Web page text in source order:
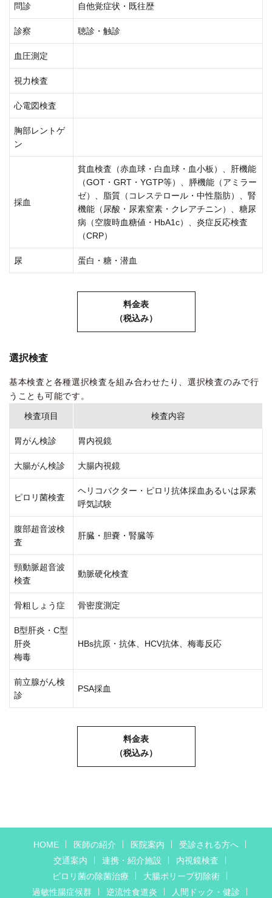
問診 自他覚症状・既往歴
診察 聴診・触診
血圧測定
視力検査
心電図検査
胸部レントゲ
ン
採血
貧血検査（赤血球・白血球・血小板）、肝機能
（GOT・GRT・ΥGTP等）、膵機能（アミラー
ゼ）、脂質（コレステロール・中性脂肪）、腎
機能（尿酸・尿素窒素・クレアチニン）、糖尿
病（空腹時血糖値・HbA1c）、炎症反応検査
（CRP）
尿 蛋白・糖・潜血
料金表
（税込み）
選択検査
基本検査と各種選択検査を組み合わせたり、選択検査のみで行
うことも可能です。
検査項目 検査内容
胃がん検診 胃内視鏡
大腸がん検診 大腸内視鏡
ピロリ菌検査
ヘリコバクター・ピロリ抗体採血あるいは尿素
呼気試験
腹部超音波検
査
肝臓・胆嚢・腎臓等
頸動脈超音波
検査
動脈硬化検査
骨粗しょう症 骨密度測定
B型肝炎・C型
肝炎
梅毒
HBs抗原・抗体、HCV抗体、梅毒反応
前立腺がん検
診
PSA採血
料金表
（税込み）
HOME 医師の紹介 医院案内
受診される方へ
交通案内
連携・紹介施設
内視鏡検査
ピロリ菌の除菌治療
大腸ポリープ切除術
過敏性腸症候群
逆流性食道炎 人間ドック・健診